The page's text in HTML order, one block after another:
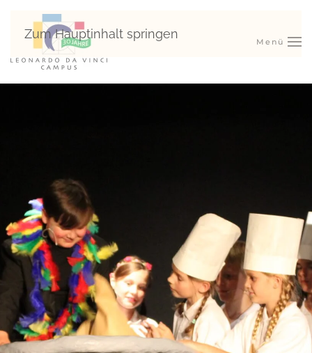
Zum Hauptinhalt springen
Menü